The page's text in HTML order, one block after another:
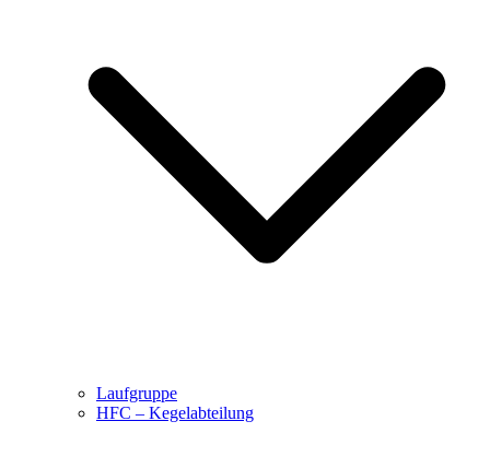
Laufgruppe
HFC – Kegelabteilung